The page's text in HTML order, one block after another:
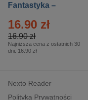
Fantastyka –
16.90 zł
16.90 zł
Najniższa cena z ostatnich 30
dni: 16.90 zł
Nexto Reader
Polityka Prywatności